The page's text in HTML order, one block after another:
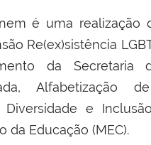
é uma realização
Re(ex)sistência
da Secretaria
Alfabetização
Diversidade e
da Educação (MEC).